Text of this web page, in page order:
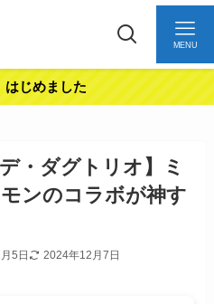
MENU
はじめました
・ダグトリオ】ミ
ンのコラボが神す
5日 2024年12月7日